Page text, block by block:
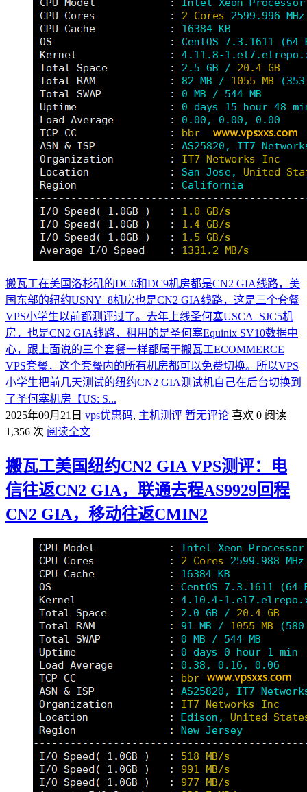
搬瓦工在美国洛杉矶的DC6和DC9机房都是CN2 GIA线路，美
国东部的纽约USNY_8机房也是CN2 GIA线路，这是三个套餐
VPS小学生以前都测评过了。去年上线圣何塞USCA_SJC5机
房，也是CN2 GIA线路，租用的是圣何塞Equinix SV10数据中
心，跟上面说的三个套餐一样都属于搬瓦工ECOMMERCE
VPS套餐，这个套餐内的所有机房都可以免费切换。所以VPS
小学生把前几天测试的纽约CN2 GIA测试机自己在后台切换到
了圣何塞机房【US: S...
2025年09月21日 vps优惠码, 主机测评 暂无评论 喜欢 0 阅读
1,356 次 阅读全文
搬瓦工美国纽约CN2 GIA VPS测评：电
信往返CN2 GIA，联通去程AS9929回程
CN2 GIA，移动往返CMIN2